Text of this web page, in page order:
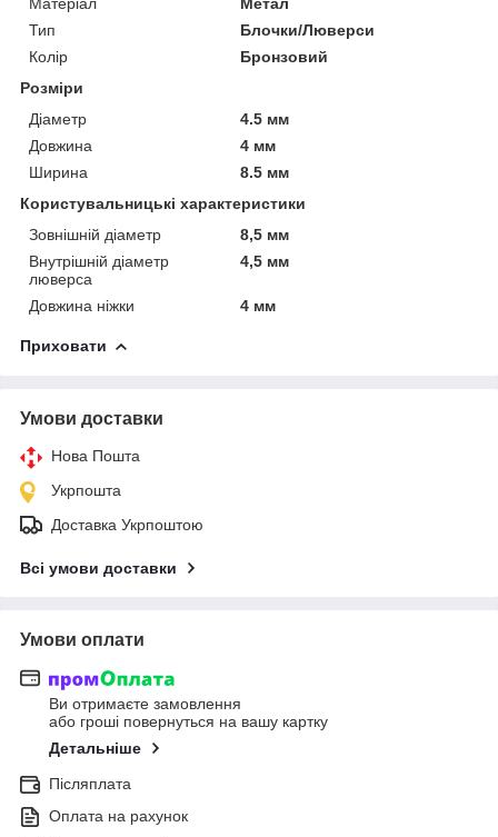
Тип
Блочки/Люверси
Колір
Бронзовий
Розміри
Діаметр
4.5 мм
Довжина
4 мм
Ширина
8.5 мм
Користувальницькі характеристики
Зовнішній діаметр
8,5 мм
Внутрішній діаметр
люверса
4,5 мм
Довжина ніжки 4 мм
Приховати
Умови доставки
Нова Пошта
Укрпошта
Доставка Укрпоштою
Всі умови доставки
Умови оплати
Ви отримаєте замовлення
або гроші повернуться на вашу картку
Детальніше
Післяплата
Оплата на рахунок